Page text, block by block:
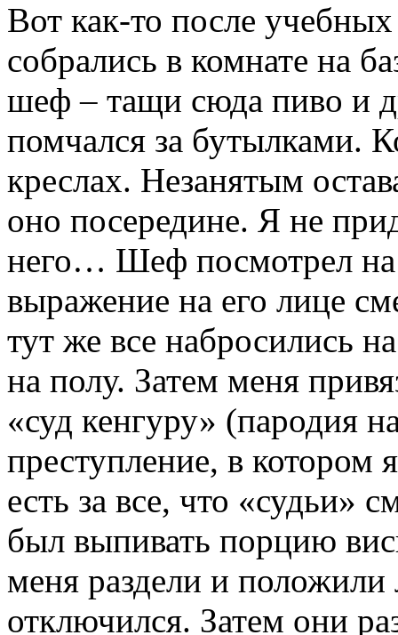
Вот как-то после
собрались в комнате на
шеф – тащи сюда пиво и
помчался за бутылками.
креслах. Незанятым
оно посередине. Я не
него… Шеф посмотрел на
выражение на его лице
тут же все набросились
на полу. Затем меня
«суд кенгуру» (пародия
преступление, в
есть за все, что «судьи»
был выпивать порцию
меня раздели и
отключился. Затем они